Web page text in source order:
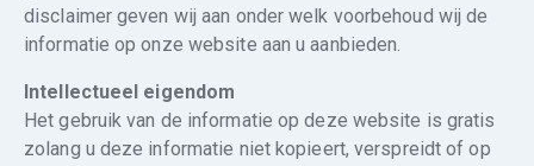
disclaimer geven wij aan onder welk voorbehoud wij de
informatie op onze website aan u aanbieden.
Intellectueel eigendom
Het gebruik van de informatie op deze website is gratis
zolang u deze informatie niet kopieert, verspreidt of op